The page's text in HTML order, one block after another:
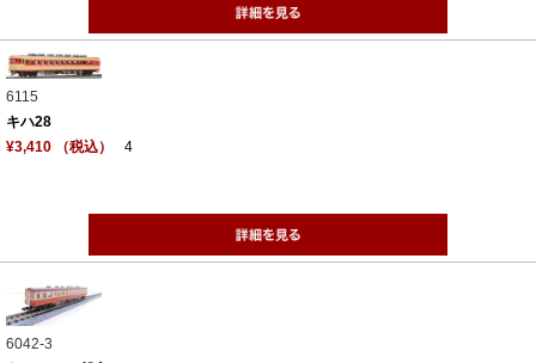
6115
キハ28
¥3,410 （税込）
4
6042-3